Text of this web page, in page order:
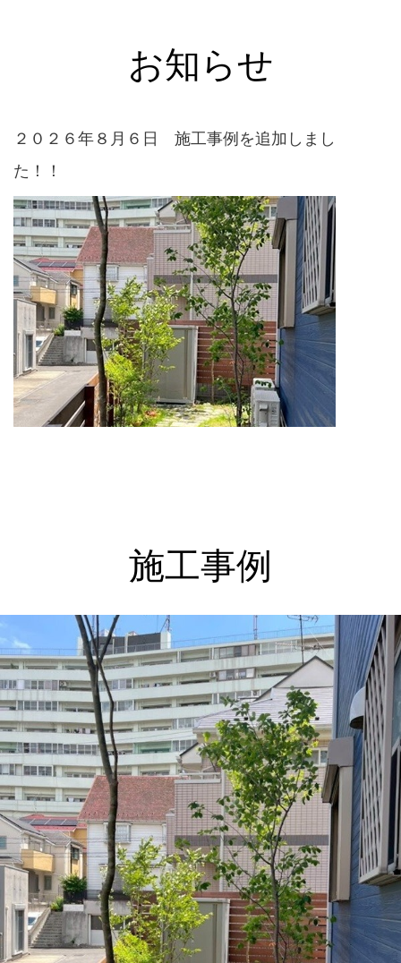
お知らせ
２０２６年８月６日 施工事例を追加しまし
た！！
上記をクリックしてください。
神奈川県横浜市 外構・ガーデンリフォームで使い勝手
良く お気に入りの場所に ビフォーアフター Ｓ様邸
庭にウッドフェンスとタイルテラスを新たにつくり、山
採り雑木で木陰・木漏れ日のあるもうひとつのリビング
に。
２０２６年 夏季休暇について
施工事例